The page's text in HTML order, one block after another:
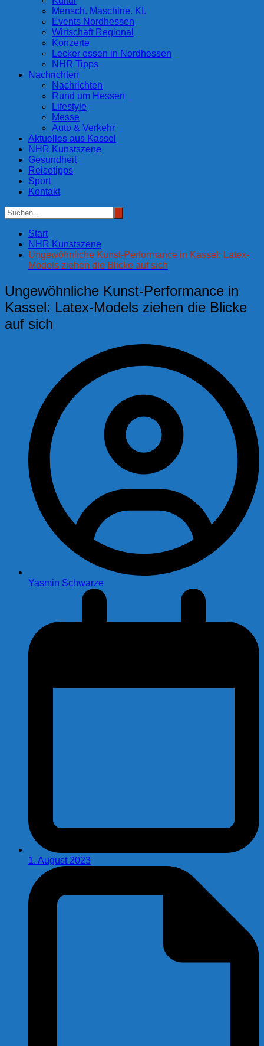
Mensch. Maschine. KI.
Events Nordhessen
Wirtschaft Regional
Konzerte
Lecker essen in Nordhessen
NHR Tipps
Nachrichten
Nachrichten
Rund um Hessen
Lifestyle
Messe
Auto & Verkehr
Aktuelles aus Kassel
NHR Kunstszene
Gesundheit
Reisetipps
Sport
Kontakt
Start
NHR Kunstszene
Ungewöhnliche Kunst-Performance in Kassel: Latex-
Models ziehen die Blicke auf sich
Ungewöhnliche Kunst-Performance in
Kassel: Latex-Models ziehen die Blicke
auf sich
Yasmin Schwarze
1. August 2023